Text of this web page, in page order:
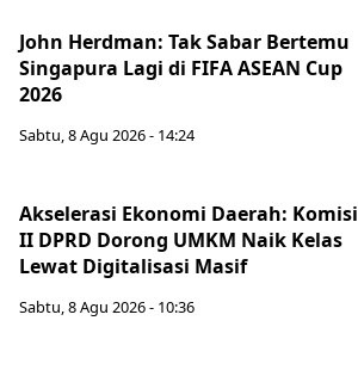
John Herdman: Tak Sabar Bertemu
Singapura Lagi di FIFA ASEAN Cup
2026
Sabtu, 8 Agu 2026 - 14:24
Akselerasi Ekonomi Daerah: Komisi
II DPRD Dorong UMKM Naik Kelas
Lewat Digitalisasi Masif
Sabtu, 8 Agu 2026 - 10:36